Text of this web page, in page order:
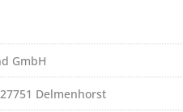
GmbH
Delmenhorst